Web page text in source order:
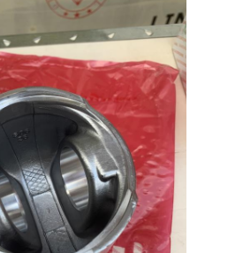
van Caterpillar